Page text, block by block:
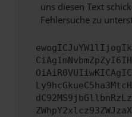
uns diesen Text
Fehlersuche zu